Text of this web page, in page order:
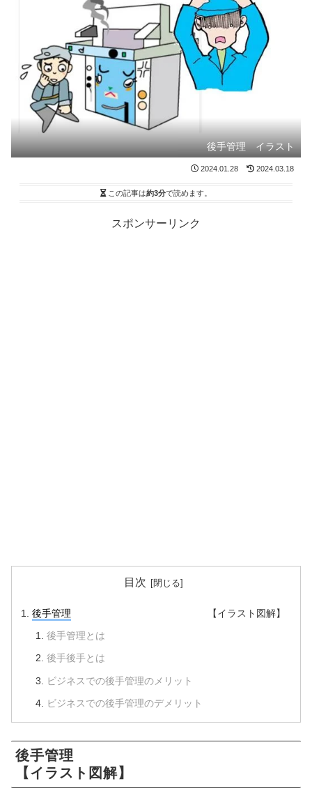
後手管理 イラスト
2024.01.28 2024.03.18
この記事は約3分で読めます。
スポンサーリンク
目次
後手管理 【イラスト図解】
後手管理とは
後手後手とは
ビジネスでの後手管理のメリット
ビジネスでの後手管理のデメリット
後手管理
【イラスト図解】